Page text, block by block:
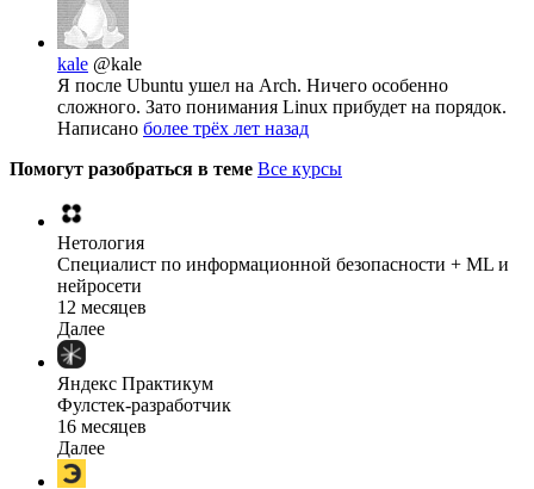
kale @kale
Я после Ubuntu ушел на Arch. Ничего особенно
сложного. Зато понимания Linux прибудет на порядок.
Написано более трёх лет назад
Помогут разобраться в теме Все курсы
Нетология
Специалист по информационной безопасности + ML и
нейросети
12 месяцев
Далее
Яндекс Практикум
Фулстек-разработчик
16 месяцев
Далее